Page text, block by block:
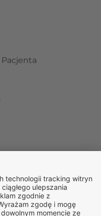
jest
ustawy z dnia 15